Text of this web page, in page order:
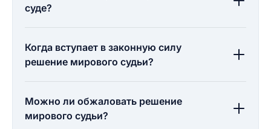
суде?
Когда вступает в законную силу
решение мирового судьи?
Можно ли обжаловать решение
мирового судьи?